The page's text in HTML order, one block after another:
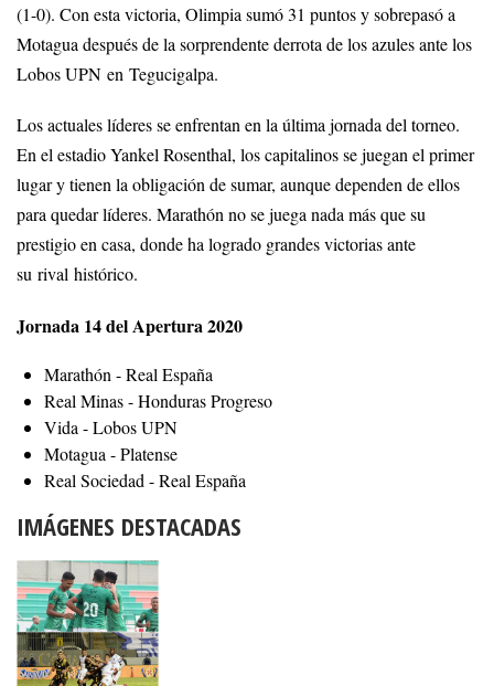
(1-0). Con esta victoria, Olimpia sumó 31 puntos y sobrepasó a
Motagua después de la sorprendente derrota de los azules ante los
Lobos UPN en Tegucigalpa.
Los actuales líderes se enfrentan en la última jornada del torneo.
En el estadio Yankel Rosenthal, los capitalinos se juegan el primer
lugar y tienen la obligación de sumar, aunque dependen de ellos
para quedar líderes. Marathón no se juega nada más que su
prestigio en casa, donde ha logrado grandes victorias ante
su rival histórico.
Jornada 14 del Apertura 2020
Marathón - Real España
Real Minas - Honduras Progreso
Vida - Lobos UPN
Motagua - Platense
Real Sociedad - Real España
IMÁGENES DESTACADAS